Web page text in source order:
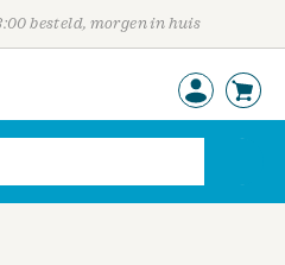
besteld, morgen in huis